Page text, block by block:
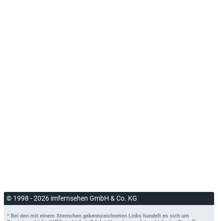
© 1998 - 2026 imfernsehen GmbH & Co. KG
* Bei den mit einem Sternchen gekennzeichneten Links handelt es sich um